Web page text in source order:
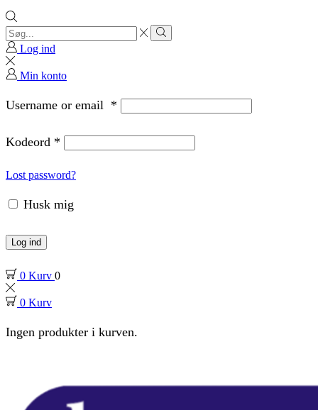
Search
input
Search
Log ind
Min konto
Username or email *
Kodeord *
Lost password?
Husk mig
Log ind
0 Kurv 0
0 Kurv
Ingen produkter i kurven.